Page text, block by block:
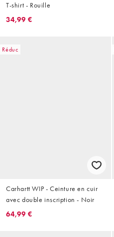
T-shirt - Rouille
34,99 €
Réduc
Carhartt WIP - Ceinture en cuir
avec double inscription - Noir
64,99 €